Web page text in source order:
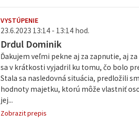
VYSTÚPENIE
23.6.2023 13:14 - 13:14 hod.
Drdul Dominik
Ďakujem veľmi pekne aj za zapnutie, aj
sa v krátkosti vyjadril ku tomu, čo bolo
Stala sa nasledovná situácia, predložili
hodnoty majetku, ktorú môže vlastniť
jej...
Zobrazit prepis